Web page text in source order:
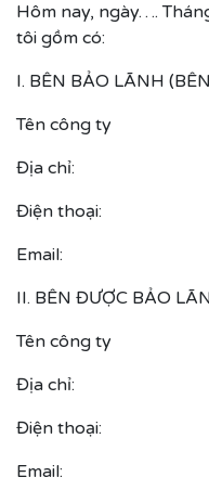
Hôm nay, ngày….
tôi gồm có:
I. BÊN BẢO LÃNH
Tên công ty
Địa chỉ:
Điện thoại:
Email:
II. BÊN ĐƯỢC BẢO
Tên công ty
Địa chỉ:
Điện thoại:
Email: